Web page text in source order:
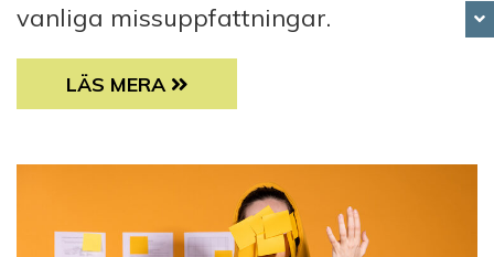
vanliga missuppfattningar.
FEM PÅSTÅENDEN OM SEX OCH
LÄS MERA